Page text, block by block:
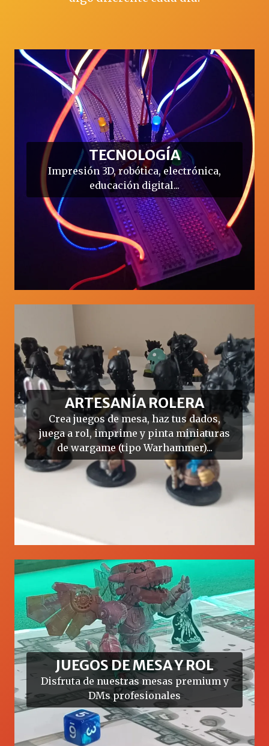
TECNOLOGÍA
Impresión 3D, robótica, electrónica,
educación digital...
ARTESANÍA ROLERA
Crea juegos de mesa, haz tus dados,
juega a rol, imprime y pinta miniaturas
de wargame (tipo Warhammer)...
JUEGOS DE MESA Y ROL
Disfruta de nuestras mesas premium y
DMs profesionales